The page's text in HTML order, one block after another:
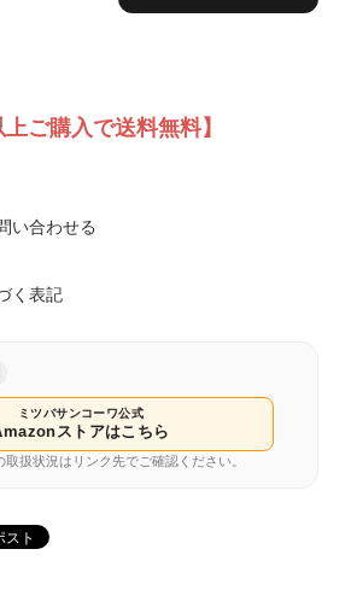
上ご購入で送料無料】
い合わせる
く表記
ミツバサンコーワ公式
ストアはこちら
扱状況はリンク先でご確認ください。